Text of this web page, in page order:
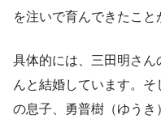
を注いで育んできたこと
具体的には、三田明さん
んと結婚しています。
の息子、勇普樹（ゆうき